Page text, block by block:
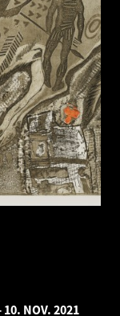
10. NOV. 2021